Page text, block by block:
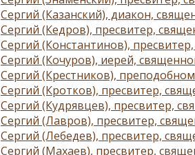
Сергий (Казанский), диакон,
Сергий (Кедров), пресвитер,
Сергий (Константинов),
Сергий (Кочуров), иерей,
Сергий (Крестников),
Сергий (Кротков), пресвитер,
Сергий (Кудрявцев), пресвитер,
Сергий (Лавров), пресвитер,
Сергий (Лебедев), пресвитер,
Сергий (Махаев), пресвитер,